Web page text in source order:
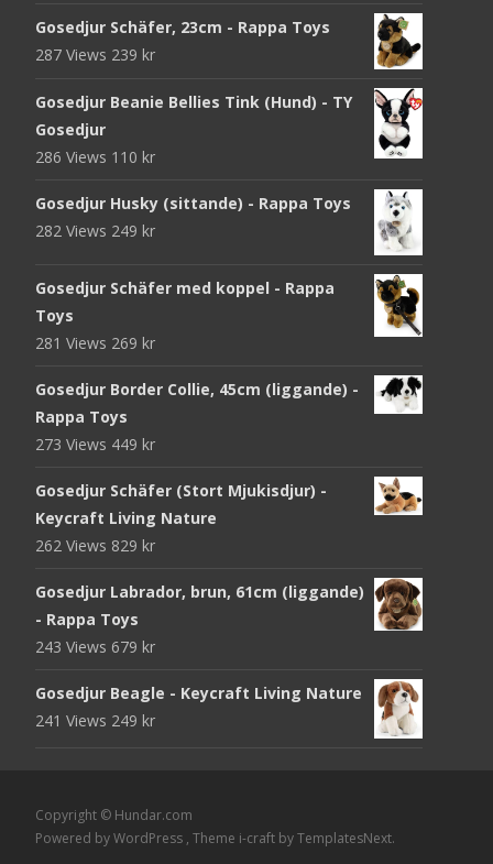
Gosedjur Schäfer, 23cm - Rappa Toys
287 Views 239 kr
Gosedjur Beanie Bellies Tink (Hund) - TY
Gosedjur
286 Views 110 kr
Gosedjur Husky (sittande) - Rappa Toys
282 Views 249 kr
Gosedjur Schäfer med koppel - Rappa
Toys
281 Views 269 kr
Gosedjur Border Collie, 45cm (liggande) -
Rappa Toys
273 Views 449 kr
Gosedjur Schäfer (Stort Mjukisdjur) -
Keycraft Living Nature
262 Views 829 kr
Gosedjur Labrador, brun, 61cm (liggande)
- Rappa Toys
243 Views 679 kr
Gosedjur Beagle - Keycraft Living Nature
241 Views 249 kr
Copyright © Hundar.com
Powered by WordPress , Theme i-craft by TemplatesNext.